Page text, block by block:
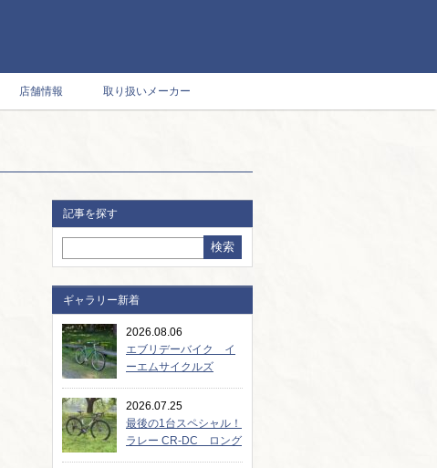
店舗情報 取り扱いメーカー
記事を探す
ギャラリー新着
2026.08.06
エブリデーバイク イ
ーエムサイクルズ
2026.07.25
最後の1台スペシャル！
ラレー CR-DC ロング